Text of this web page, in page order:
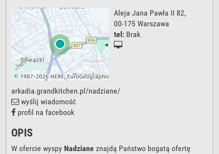
Aleja Jana Pawła II 82,
00-175 Warszawa
tel: Brak
arkadia.grandkitchen.pl/nadziane/
wyślij wiadomość
profil na facebook
OPIS
W ofercie wyspy Nadziane znajdą Państwo bogatą ofertę